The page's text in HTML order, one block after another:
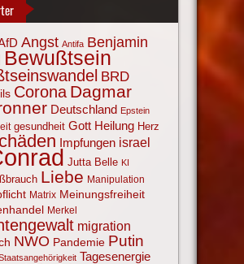
Angst Antifa Benjamin
Bewußtsein
BRD
Corona Dagmar
Deutschland Epstein
gesundheit Gott Heilung Herz
Impfungen israel
Jutta Belle KI
Liebe Manipulation
Matrix Meinungsfreiheit
Merkel
migration
NWO Pandemie Putin
Tagesenergie